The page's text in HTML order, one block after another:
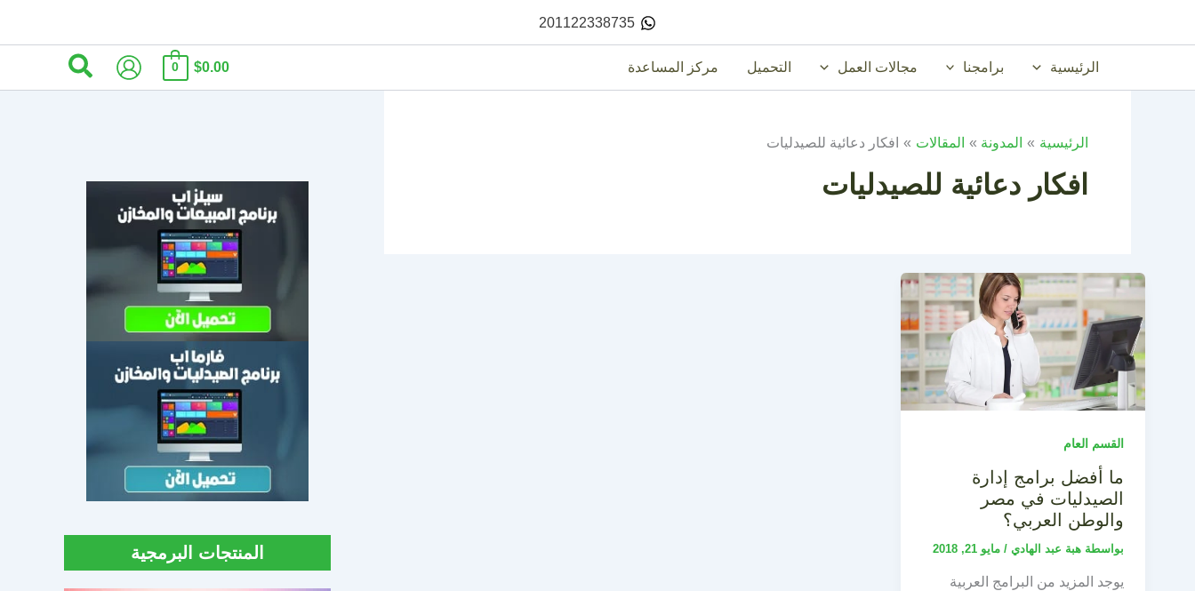
201122338735
الرئيسية برامجنا مجالات العمل التحميل مركز المساعدة $0.00
0 البحث
الرئيسية المدونة المقالات افكار دعائية للصيدليات
افكار دعائية للصيدليات
القسم العام
ما أفضل برامج إدارة
الصيدليات في مصر
والوطن العربي؟
بواسطة هبة عبد الهادي / مايو 21, 2018
يوجد المزيد من البرامج العربية
المنتجات البرمجية